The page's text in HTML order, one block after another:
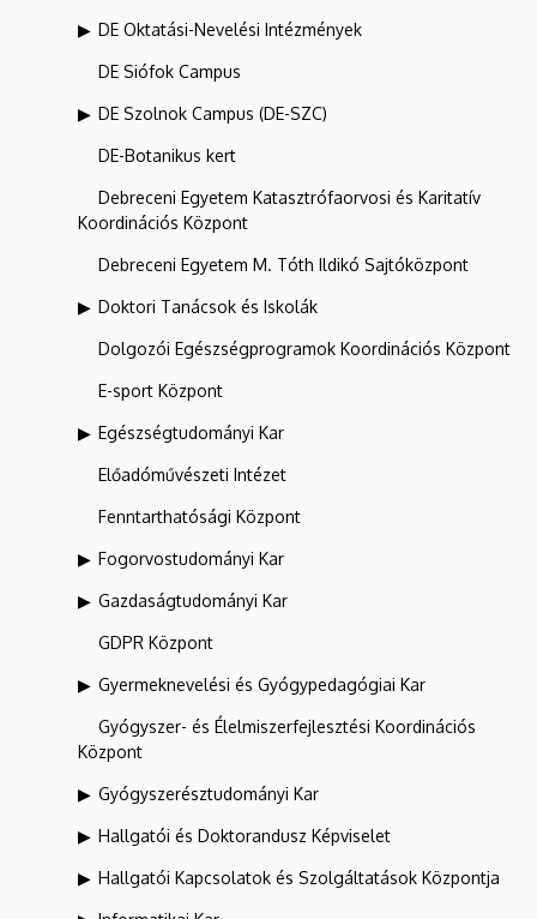
DE Oktatási-Nevelési Intézmények
DE Siófok Campus
DE Szolnok Campus (DE-SZC)
DE-Botanikus kert
Debreceni Egyetem Katasztrófaorvosi és Karitatív
Koordinációs Központ
Debreceni Egyetem M. Tóth Ildikó Sajtóközpont
Doktori Tanácsok és Iskolák
Dolgozói Egészségprogramok Koordinációs Központ
E-sport Központ
Egészségtudományi Kar
Előadóművészeti Intézet
Fenntarthatósági Központ
Fogorvostudományi Kar
Gazdaságtudományi Kar
GDPR Központ
Gyermeknevelési és Gyógypedagógiai Kar
Gyógyszer- és Élelmiszerfejlesztési Koordinációs
Központ
Gyógyszerésztudományi Kar
Hallgatói és Doktorandusz Képviselet
Hallgatói Kapcsolatok és Szolgáltatások Központja